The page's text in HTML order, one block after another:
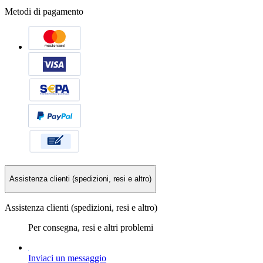
Metodi di pagamento
Assistenza clienti (spedizioni, resi e altro)
Assistenza clienti (spedizioni, resi e altro)
Per consegna, resi e altri problemi
Inviaci un messaggio